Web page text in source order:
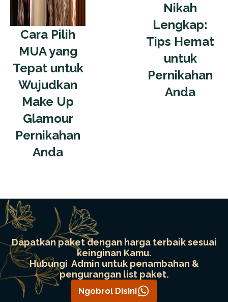
Cara Pilih
MUA yang
Tepat untuk
Wujudkan
Make Up
Glamour
Pernikahan
Anda
Nikah
Lengkap:
Tips Hemat
untuk
Pernikahan
Anda
Dapatkan paket dengan harga terbaik sesuai
keinginan Kamu.
Hubungi Admin untuk penambahan &
pengurangan list paket.
Ngobrol Disini